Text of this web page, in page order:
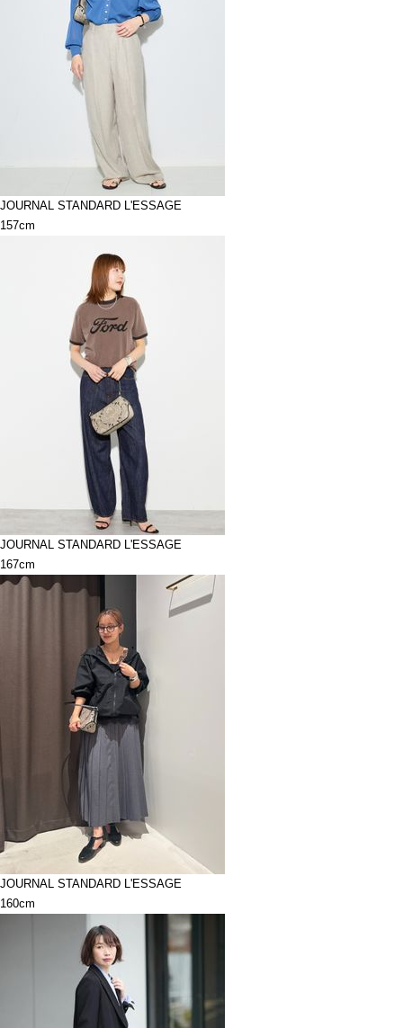
JOURNAL STANDARD L'ESSAGE
157cm
JOURNAL STANDARD L'ESSAGE
167cm
JOURNAL STANDARD L'ESSAGE
160cm